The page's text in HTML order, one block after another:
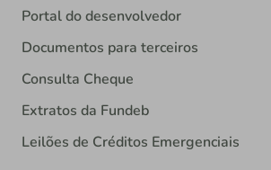
Portal do desenvolvedor
Documentos para terceiros
Consulta Cheque
Extratos da Fundeb
Leilões de Créditos Emergenciais